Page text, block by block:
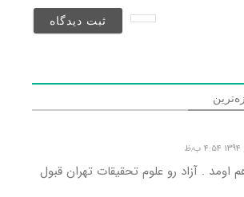
اومد . آزاد رو علوم تحقیقات تهران قبول